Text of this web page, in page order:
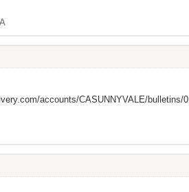
accounts/CASUNNYVALE/bulletins/0